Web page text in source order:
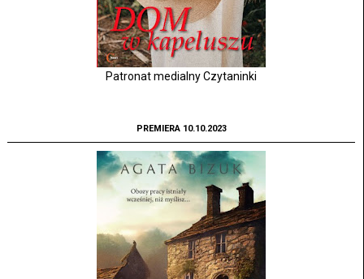
Patronat medialny Czytaninki
PREMIERA 10.10.2023